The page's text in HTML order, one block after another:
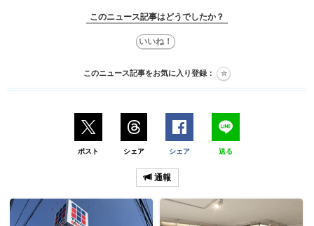
このニュース記事はどうでしたか？
このニュース記事をお気に入り登録：
ポスト シェア シェア 送る
通報